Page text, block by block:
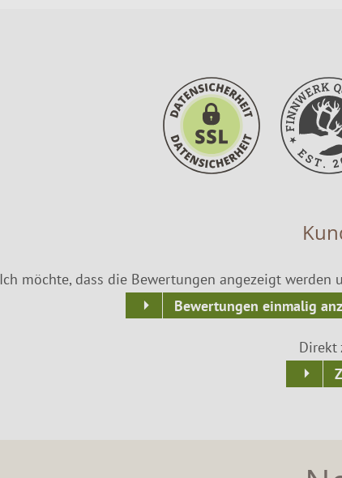
Ich möchte, dass die Bewertungen angezeigt
Bewertungen einmalig
Direkt